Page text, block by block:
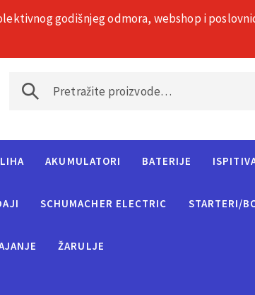
AKUMULATORI BATERIJE
SCHUMACHER ELECTRIC STARTERI/
ŽARULJE
godišnjeg odmora, webshop i